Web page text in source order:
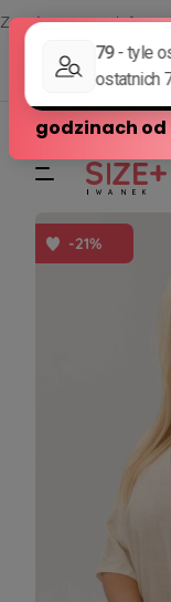
Zamów przez telefon
570 390
-21%